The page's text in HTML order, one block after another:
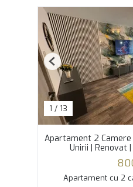
1 / 13
Previous
Apartament 2
Unirii | Renovat
Apartament cu 2